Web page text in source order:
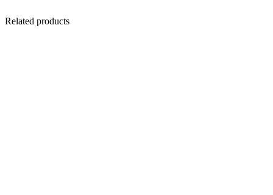
Related products